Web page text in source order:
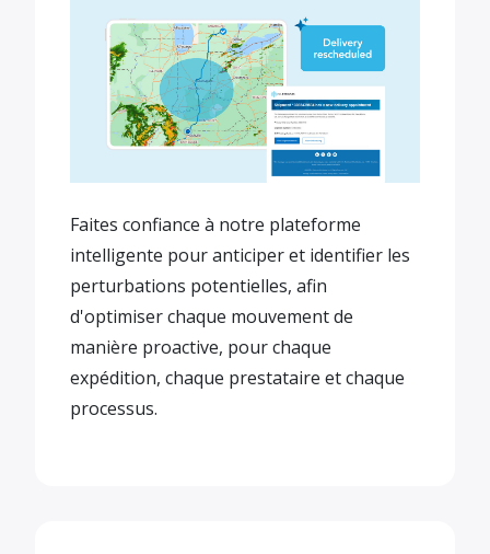
Faites confiance à notre plateforme
intelligente pour anticiper et identifier les
perturbations potentielles, afin
d'optimiser chaque mouvement de
manière proactive, pour chaque
expédition, chaque prestataire et chaque
processus.